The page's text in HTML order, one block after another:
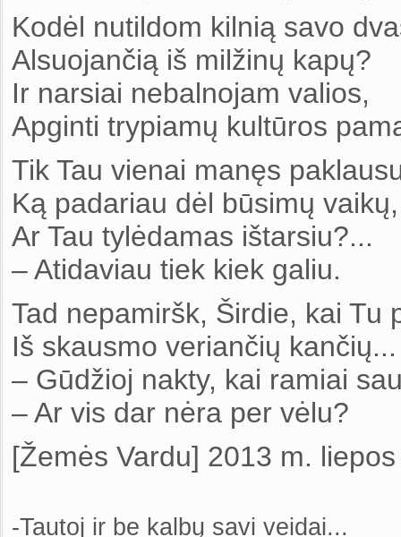
Kodėl nutildom kilnią savo
Alsuojančią iš milžinų kapų?
Ir narsiai nebalnojam valios,
Apginti trypiamų kultūros
Tik Tau vienai manęs
Ką padariau dėl būsimų vaikų,
Ar Tau tylėdamas ištarsiu?...
– Atidaviau tiek kiek galiu.
Tad nepamiršk, Širdie, kai Tu
Iš skausmo veriančių kančių...
– Gūdžioj nakty, kai ramiai
– Ar vis dar nėra per vėlu?
[Žemės Vardu] 2013 m.
-Tautoj ir be kalbų savi veidai...